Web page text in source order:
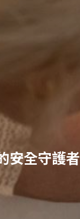
安全守護者